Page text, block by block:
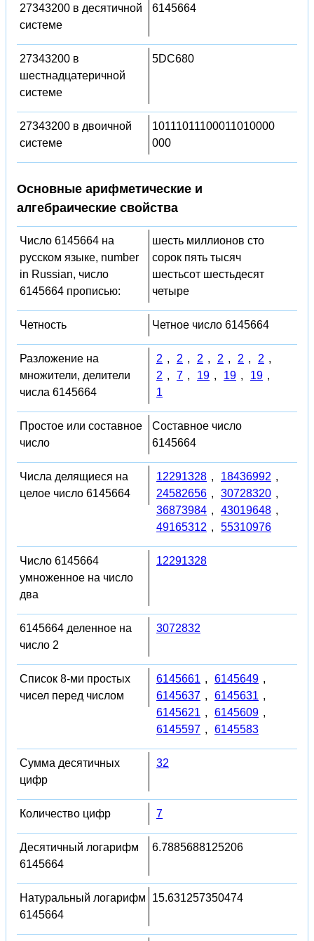
27343200 в десятичной
системе
6145664
27343200 в
шестнадцатеричной
системе
5DC680
27343200 в двоичной
системе
10111011100011010000
000
Основные арифметические и
алгебраические свойства
Число 6145664 на
русском языке, number
in Russian, число
6145664 прописью:
шесть миллионов сто
сорок пять тысяч
шестьсот шестьдесят
четыре
Четность Четное число 6145664
Разложение на
множители, делители
числа 6145664
2 , 2 , 2 , 2 , 2 , 2 ,
2 , 7 , 19 , 19 , 19 ,
1
Простое или составное
число
Составное число
6145664
Числа делящиеся на
целое число 6145664
12291328 , 18436992 ,
24582656 , 30728320 ,
36873984 , 43019648 ,
49165312 , 55310976
Число 6145664
умноженное на число
два
12291328
6145664 деленное на
число 2
3072832
Список 8-ми простых
чисел перед числом
6145661 , 6145649 ,
6145637 , 6145631 ,
6145621 , 6145609 ,
6145597 , 6145583
Сумма десятичных
цифр
32
Количество цифр 7
Десятичный логарифм
6145664
6.7885688125206
Натуральный логарифм
6145664
15.631257350474